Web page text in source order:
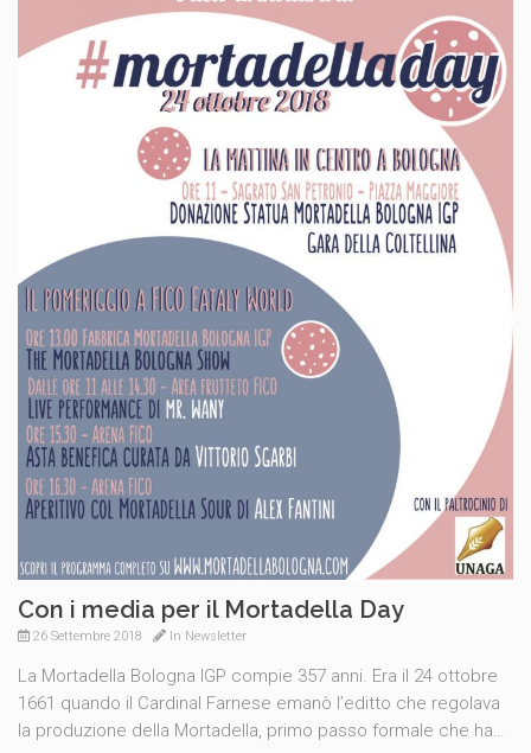
Con i media per il Mortadella Day
26 Settembre 2018 In Newsletter
La Mortadella Bologna IGP compie 357 anni. Era il 24 ottobre
1661 quando il Cardinal Farnese emanò l’editto che regolava
la produzione della Mortadella, primo passo formale che ha…